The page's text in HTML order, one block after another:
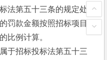
法第五十三条的规定处
罚款金额按照招标项目
比例计算。
于招标投标法第五十三